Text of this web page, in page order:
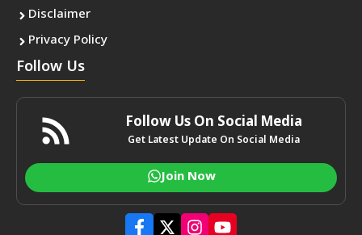
Disclaimer
Privacy Policy
Follow Us
Follow Us On Social Media
Get Latest Update On Social Media
Join Now